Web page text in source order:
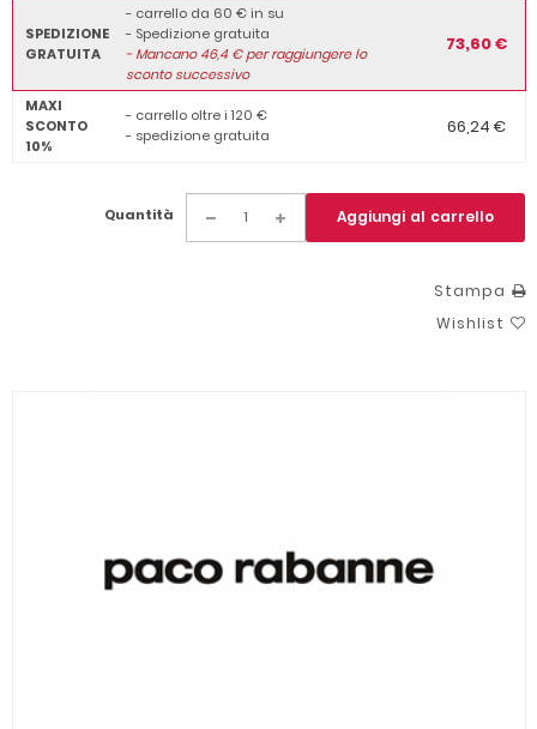
SPEDIZIONE
GRATUITA
- carrello da 60 € in su
- Spedizione gratuita
-Mancano46,4€ per raggiungere lo
sconto successivo
73,60 €
MAXI
SCONTO
10%
- carrello oltre i 120 €
- spedizione gratuita
66,24 €
Quantità Aggiungi al carrello
Stampa
Wishlist